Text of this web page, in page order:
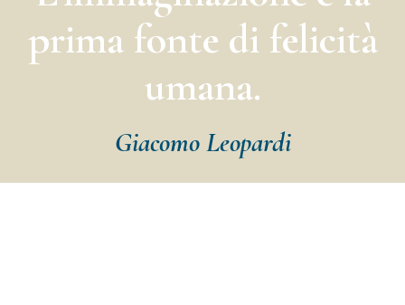
prima fonte di felicità
umana.
Giacomo Leopardi